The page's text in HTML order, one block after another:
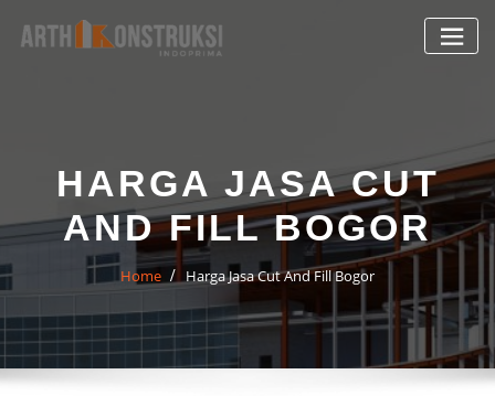
HARGA JASA CUT
AND FILL BOGOR
Home Harga Jasa Cut And Fill Bogor